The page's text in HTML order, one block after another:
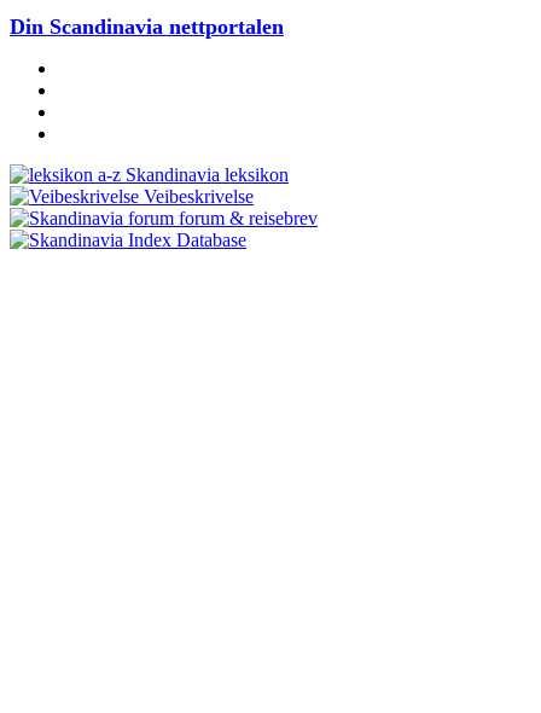
Din Scandinavia nettportalen
Skandinavia leksikon
Veibeskrivelse
forum & reisebrev
Database